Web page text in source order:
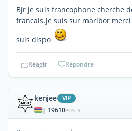
Bjr je suis francophone cherche
francais.je suis sur maribor
suis dispo
Réagir Répondre
kenjee ViP
| 19610POSTS